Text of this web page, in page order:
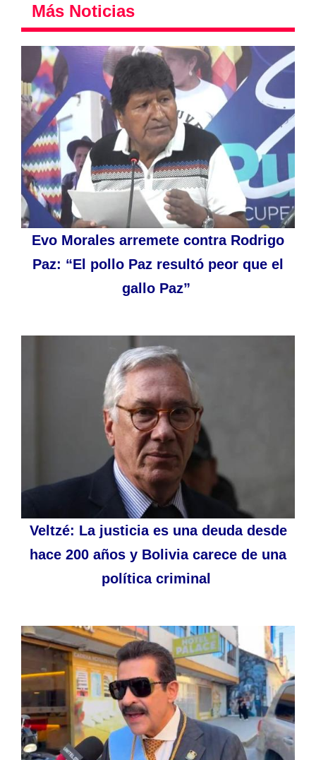
Más Noticias
Evo Morales arremete contra Rodrigo
Paz: “El pollo Paz resultó peor que el
gallo Paz”
Veltzé: La justicia es una deuda desde
hace 200 años y Bolivia carece de una
política criminal